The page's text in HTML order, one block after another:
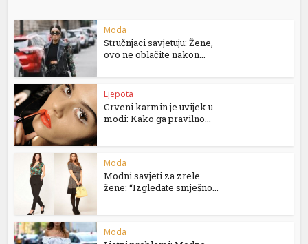
Moda
Stručnjaci savjetuju: Žene,
ovo ne oblačite nakon...
Ljepota
Crveni karmin je uvijek u
modi: Kako ga pravilno...
Moda
Modni savjeti za zrele
žene: “Izgledate smješno...
Moda